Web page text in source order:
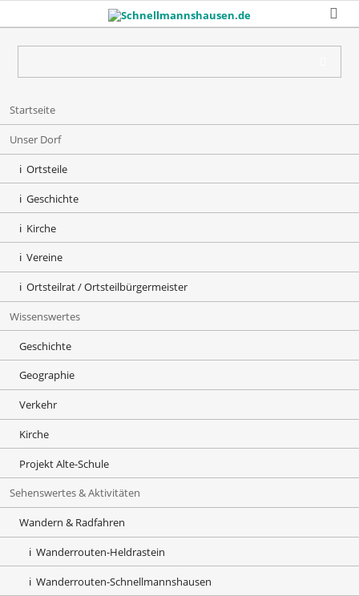
navigation
Startseite
Unser Dorf
Ortsteile
Geschichte
Kirche
Vereine
Ortsteilrat / Ortsteilbürgermeister
Wissenswertes
Geschichte
Geographie
Verkehr
Kirche
Projekt Alte-Schule
Sehenswertes & Aktivitäten
Wandern & Radfahren
Wanderrouten-Heldrastein
Wanderrouten-Schnellmannshausen